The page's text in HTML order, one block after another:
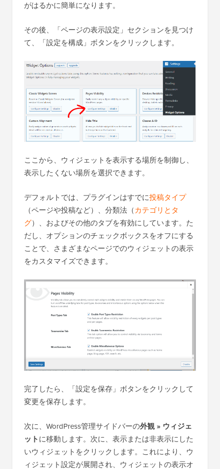
がはるかに簡単になります。
その後、「ページの表示設定」セクションを見つけ
て、「設定を構成」ボタンをクリックします。
ここから、ウィジェットを表示する場所を制御し、
表示したくない場所を選択できます。
デフォルトでは、プラグインはすでに投稿タイプ
（ページや投稿など）、分類法（カテゴリとタ
グ）、およびその他のタブを有効にしています。た
だし、オプションのチェックボックスをオフにする
ことで、さまざまなページでのウィジェットの表示
をカスタマイズできます。
完了したら、「設定を保存」ボタンをクリックして
変更を保存します。
次に、WordPress管理サイドバーの外観 » ウィジェ
ットに移動します。次に、表示または非表示にした
いウィジェットをクリックします。これにより、ウ
ィジェット設定が展開され、ウィジェットの表示オ